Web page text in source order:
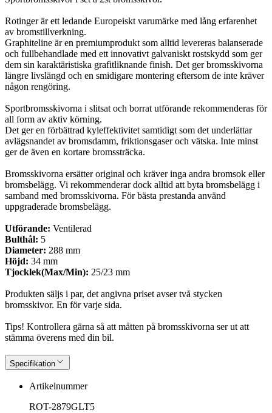
Rotinger är ett ledande Europeiskt varumärke med lång erfarenhet
av bromstillverkning.
Graphiteline är en premiumprodukt som alltid levereras balanserade
och fullbehandlade med ett innovativt galvaniskt rostskydd som ger
dem sin karaktäristiska grafitliknande finish. Det ger bromsskivorna
längre livslängd och en smidigare montering eftersom de inte kräver
någon rengöring.
Sportbromsskivorna i slitsat och borrat utförande rekommenderas för
all form av aktiv körning.
Det ger en förbättrad kyleffektivitet samtidigt som det underlättar
avlägsnandet av bromsdamm, friktionsgaser och vätska. Inte minst
ger de även en kortare bromssträcka.
Bromsskivorna ersätter original och kräver inga andra bromsok eller
bromsbelägg. Vi rekommenderar dock alltid att byta bromsbelägg i
samband med bromsskivorna. För bästa prestanda använd
uppgraderade bromsbelägg.
Utförande: Ventilerad
Bulthål: 5
Diameter: 288 mm
Höjd: 34 mm
Tjocklek(Max/Min): 25/23 mm
Produkten säljs i par, det angivna priset avser två stycken
bromsskivor. En för varje sida.
Tips! Kontrollera gärna så att måtten på bromsskivorna ser ut att
stämma överens med din bil.
Specifikation
Artikelnummer
ROT-2879GLT5